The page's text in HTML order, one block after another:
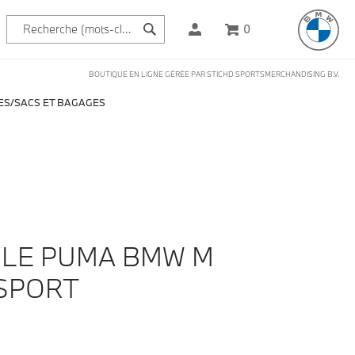
0
BOUTIQUE EN LIGNE GÉRÉE PAR STICHD SPORTSMERCHANDISING B.V.
SACS ET BAGAGES
PUMA BMW M